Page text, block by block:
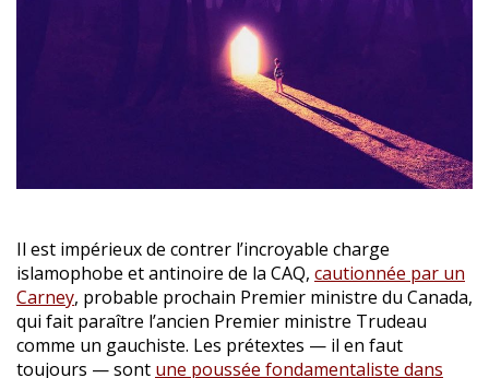
Il est impérieux de contrer l’incroyable charge
islamophobe et antinoire de la CAQ, cautionnée par un
Carney, probable prochain Premier ministre du Canada,
qui fait paraître l’ancien Premier ministre Trudeau
comme un gauchiste. Les prétextes — il en faut
toujours — sont une poussée fondamentaliste dans